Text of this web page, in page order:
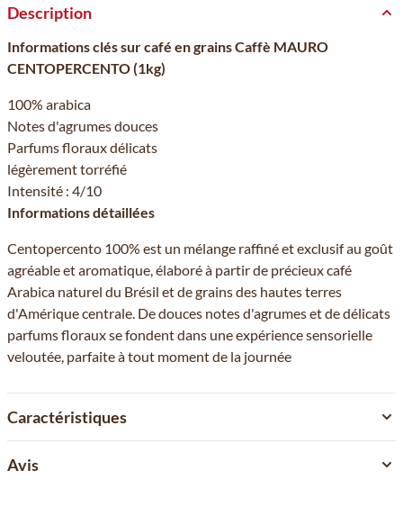
Description
Informations clés sur café en grains Caffè MAURO
CENTOPERCENTO (1kg)
100% arabica
Notes d'agrumes douces
Parfums floraux délicats
légèrement torréfié
Intensité : 4/10
Informations détaillées
Centopercento 100% est un mélange raffiné et exclusif au goût
agréable et aromatique, élaboré à partir de précieux café
Arabica naturel du Brésil et de grains des hautes terres
d'Amérique centrale. De douces notes d'agrumes et de délicats
parfums floraux se fondent dans une expérience sensorielle
veloutée, parfaite à tout moment de la journée
Caractéristiques
Avis